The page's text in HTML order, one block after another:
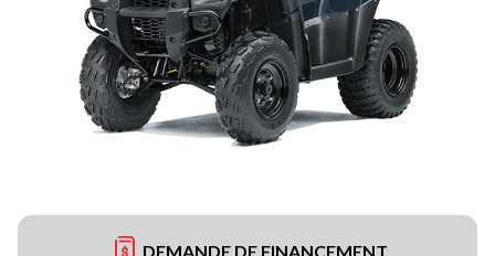
DEMANDE DE FINANCEMENT